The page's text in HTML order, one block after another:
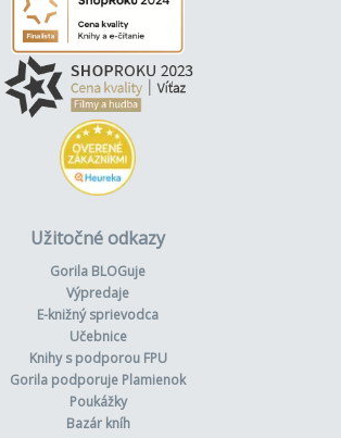
Užitočné odkazy
Gorila BLOGuje
Výpredaje
E-knižný sprievodca
Učebnice
Knihy s podporou FPU
Gorila podporuje Plamienok
Poukážky
Bazár kníh